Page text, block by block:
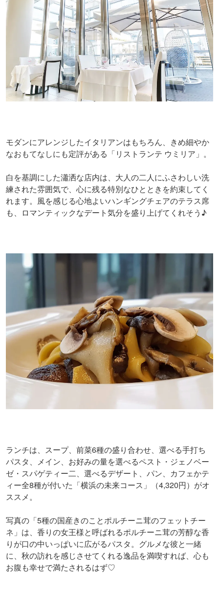
モダンにアレンジしたイタリアンはもちろん、きめ細やか
なおもてなしにも定評がある「リストランテ ウミリア」。
白を基調にした瀟洒な店内は、大人の二人にふさわしい洗
練された雰囲気で、心に残る特別なひとときを約束してく
れます。風を感じる心地よいハンギングチェアのテラス席
も、ロマンティックなデート気分を盛り上げてくれそう♪
ランチは、スープ、前菜6種の盛り合わせ、選べる手打ち
パスタ、メイン、お好みの量を選べるペスト・ジェノベー
ゼ・スパゲティー二、選べるデザート、パン、カフェかテ
ィー全8種が付いた「横浜の未来コース」（4,320円）がオ
ススメ。
写真の「5種の国産きのことポルチーニ茸のフェットチー
ネ」は、香りの女王様と呼ばれるポルチーニ茸の芳醇な香
りが口の中いっぱいに広がるパスタ。グルメな彼と一緒
に、秋の訪れを感じさせてくれる逸品を満喫すれば、心も
お腹も幸せで満たされるはず♡